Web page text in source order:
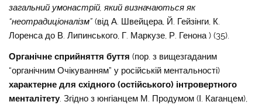
загальний умонастрій, який визначаються як
“неотрадиціоналізм” (від А. Швейцера, Й. Гейзінги, К.
Лоренса до В. Липинського, Г. Маркузе, Р. Генона ) (35).
Органічне сприйняття буття (пор. з вищезгаданим
“органічним Очікуванням” у російській ментальності)
характерне для східного (остійського) інтровертного
менталітету . Згідно з юнгіанцем М. Продумом (І. Каганцем),